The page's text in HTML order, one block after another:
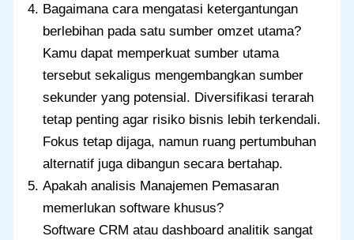
Bagaimana cara mengatasi ketergantungan
berlebihan pada satu sumber omzet utama?
Kamu dapat memperkuat sumber utama
tersebut sekaligus mengembangkan sumber
sekunder yang potensial. Diversifikasi terarah
tetap penting agar risiko bisnis lebih terkendali.
Fokus tetap dijaga, namun ruang pertumbuhan
alternatif juga dibangun secara bertahap.
Apakah analisis Manajemen Pemasaran
memerlukan software khusus?
Software CRM atau dashboard analitik sangat